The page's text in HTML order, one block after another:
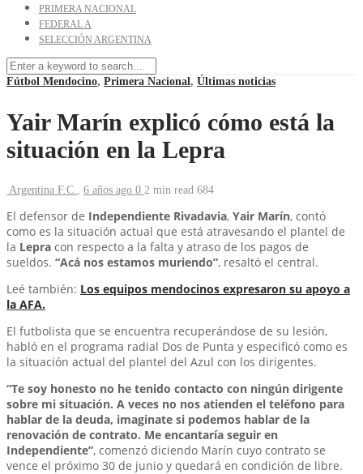
PRIMERA NACIONAL
FEDERAL A
SELECCIÓN ARGENTINA
Fútbol Mendocino, Primera Nacional, Últimas noticias
Yair Marín explicó cómo está la
situación en la Lepra
Argentina F.C. 6 años ago 0 2 min read 684
El defensor de Independiente Rivadavia, Yair Marín, contó
como es la situación actual que está atravesando el plantel de
la Lepra con respecto a la falta y atraso de los pagos de
sueldos. “Acá nos estamos muriendo”, resaltó el central.
Leé también: Los equipos mendocinos expresaron su apoyo a
la AFA.
El futbolista que se encuentra recuperándose de su lesión,
habló en el programa radial Dos de Punta y especificó como es
la situación actual del plantel del Azul con los dirigentes.
“Te soy honesto no he tenido contacto con ningún dirigente
sobre mi situación. A veces no nos atienden el teléfono para
hablar de la deuda, imaginate si podemos hablar de la
renovación de contrato. Me encantaría seguir en
Independiente”, comenzó diciendo Marín cuyo contrato se
vence el próximo 30 de junio y quedará en condición de libre.